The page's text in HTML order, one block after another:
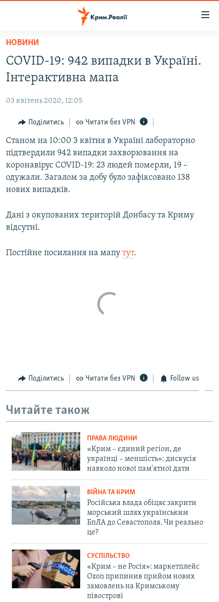
Перейти
основного
матеріалу
Перейти
до
навігації
Перейти
до
пошуку
ВІДЕО ТА ФОТО
ПОЛІТИКА
БЛОГИ
ПОГЛЯД
ІНТЕРВ'Ю
ВСЕ ЗА ДЕНЬ
СПЕЦПРОЕКТИ
ДЕПОРТАЦІЯ
ВІДЕОУРОКИ «ELIFBE»
ЯК ОБІЙТИ БЛОКУВАННЯ
Qırımtatar
НОВИНИ
COVID-19: 942 випадки в Україні.
Інтерактивна мапа
03 квітень 2020, 12:05
Поділитись Читати без VPN
Станом на 10:00 3 квітня в Україні лабораторно
підтвердили 942 випадки захворювання на
коронавірус COVID-19: 23 людей померли, 19 –
одужали. Загалом за добу було зафіксовано 138
нових випадків.
Дані з окупованих територій Донбасу та Криму
відсутні.
Постійне посилання на мапу тут.
Поділитись Читати без VPN Follow us
Читайте також
ПРАВА ЛЮДИНИ
«Крим – єдиний регіон, де
українці – меншість»: дискусія
навколо нової пам'ятної дати
ВІЙНА ТА КРИМ
Російська влада обіцяє закрити
морський шлях українським
БпЛА до Севастополя. Чи реально
це?
СУСПІЛЬСТВО
«Крим – не Росія»: маркетплейс
Ozon припинив прийом нових
замовлень на Кримському
півострові